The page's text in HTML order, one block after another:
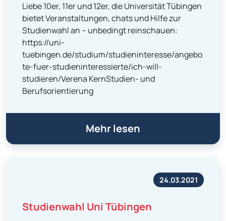
Liebe 10er, 11er und 12er, die Universität Tübingen
bietet Veranstaltungen, chats und Hilfe zur
Studienwahl an – unbedingt reinschauen:
https://uni-
tuebingen.de/studium/studieninteresse/angebo
te-fuer-studieninteressierte/ich-will-
studieren/Verena KernStudien- und
Berufsorientierung
Mehr lesen
24.03.2021
Studienwahl Uni Tübingen